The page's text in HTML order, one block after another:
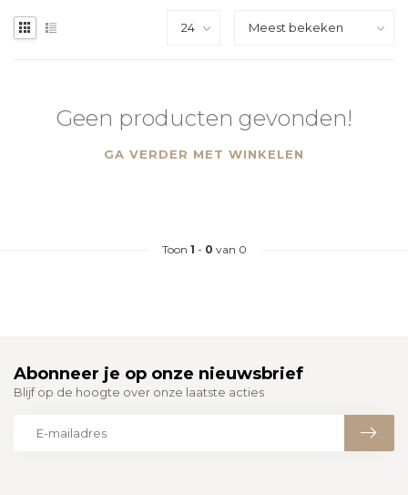
Geen producten gevonden!
GA VERDER MET WINKELEN
Toon 1 - 0 van 0
Abonneer je op onze nieuwsbrief
Blijf op de hoogte over onze laatste acties